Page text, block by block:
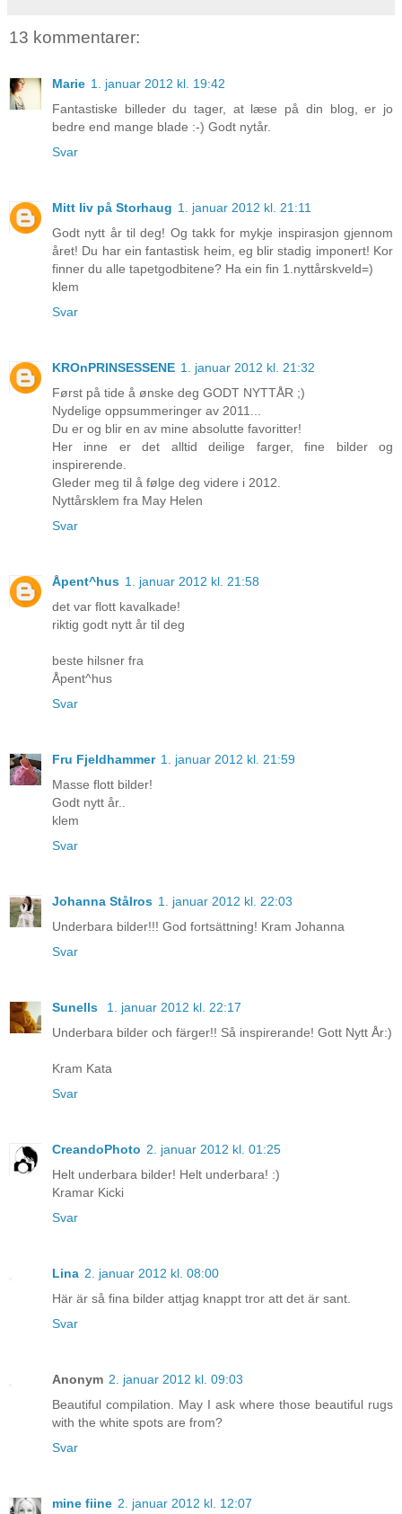
13 kommentarer:
Marie 1. januar 2012 kl. 19:42
Fantastiske billeder du tager, at læse på din blog, er jo
bedre end mange blade :-) Godt nytår.
Svar
Mitt liv på Storhaug 1. januar 2012 kl. 21:11
Godt nytt år til deg! Og takk for mykje inspirasjon gjennom
året! Du har ein fantastisk heim, eg blir stadig imponert! Kor
finner du alle tapetgodbitene? Ha ein fin 1.nyttårskveld=)
klem
Svar
KROnPRINSESSENE 1. januar 2012 kl. 21:32
Først på tide å ønske deg GODT NYTTÅR ;)
Nydelige oppsummeringer av 2011...
Du er og blir en av mine absolutte favoritter!
Her inne er det alltid deilige farger, fine bilder og
inspirerende.
Gleder meg til å følge deg videre i 2012.
Nyttårsklem fra May Helen
Svar
Åpent^hus 1. januar 2012 kl. 21:58
det var flott kavalkade!
riktig godt nytt år til deg
beste hilsner fra
Åpent^hus
Svar
Fru Fjeldhammer 1. januar 2012 kl. 21:59
Masse flott bilder!
Godt nytt år..
klem
Svar
Johanna Stålros 1. januar 2012 kl. 22:03
Underbara bilder!!! God fortsättning! Kram Johanna
Svar
Sunells
1. januar 2012 kl. 22:17
Underbara bilder och färger!! Så inspirerande! Gott Nytt År:)
Kram Kata
Svar
CreandoPhoto 2. januar 2012 kl. 01:25
Helt underbara bilder! Helt underbara! :)
Kramar Kicki
Svar
Lina 2. januar 2012 kl. 08:00
Här är så fina bilder attjag knappt tror att det är sant.
Svar
Anonym 2. januar 2012 kl. 09:03
Beautiful compilation. May I ask where those beautiful rugs
with the white spots are from?
Svar
mine fiine 2. januar 2012 kl. 12:07